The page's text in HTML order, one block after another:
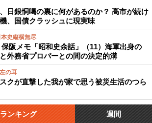
日銀恫喝の裏に何があるのか？ 高市が続け
、国債クラッシュに現実味
史縦横無尽
阪メモ「昭和史余話」（11）海軍出身の
外務省プロパーとの間の決定的溝
の耳
クが直撃した我が家で思う被災生活のつら
ンキング 週間